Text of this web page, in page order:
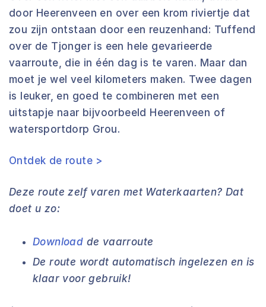
door Heerenveen en over een krom riviertje dat
zou zijn ontstaan door een reuzenhand: Tuffend
over de Tjonger is een hele gevarieerde
vaarroute, die in één dag is te varen. Maar dan
moet je wel veel kilometers maken. Twee dagen
is leuker, en goed te combineren met een
uitstapje naar bijvoorbeeld Heerenveen of
watersportdorp Grou.
Ontdek de route >
Deze route zelf varen met Waterkaarten? Dat
doet u zo:
Download de vaarroute
De route wordt automatisch ingelezen en is
klaar voor gebruik!